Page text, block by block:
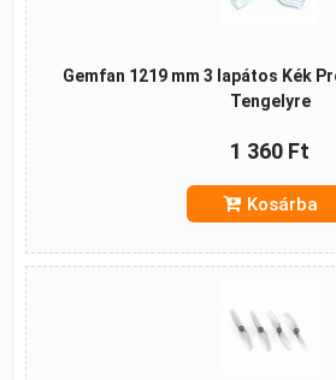
Gemfan 1219 mm 3 lapátos Kék
Tengelyre
1 360 Ft
Kosárba